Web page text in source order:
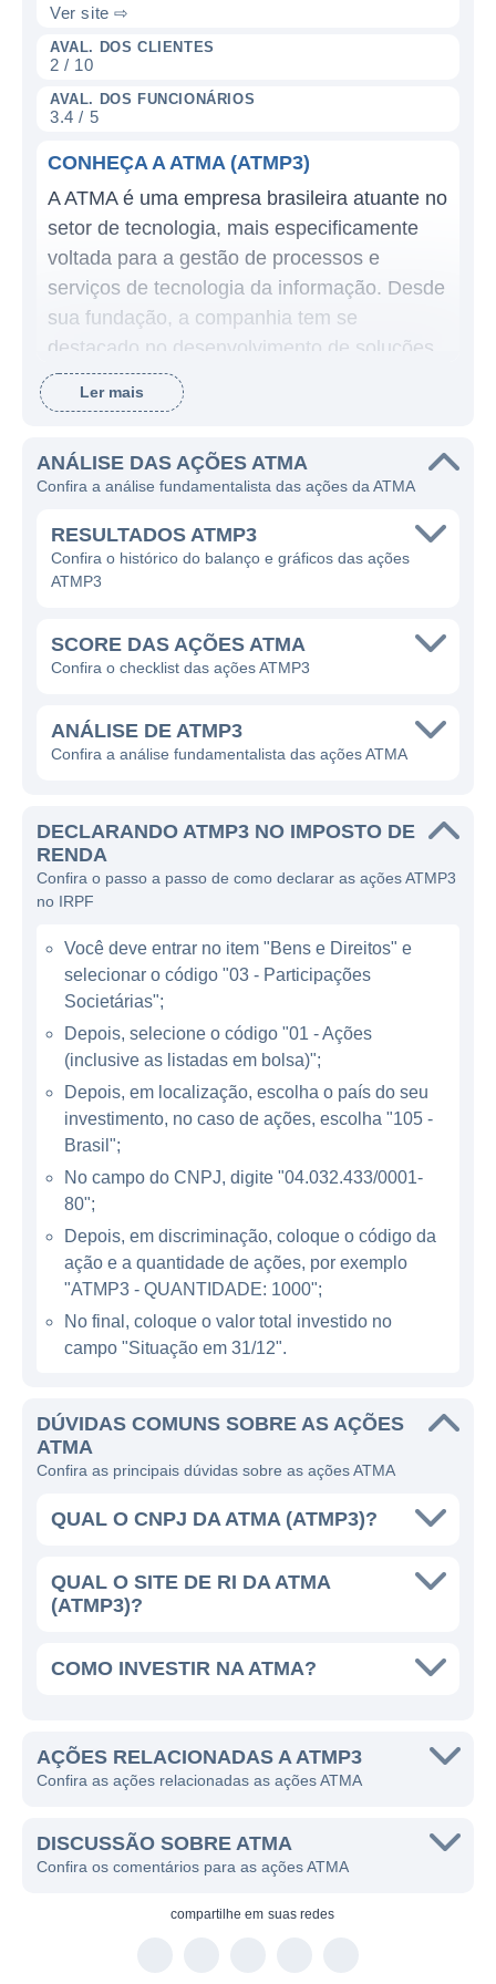
Ver site ⇨
AVAL. DOS CLIENTES
2 / 10
AVAL. DOS FUNCIONÁRIOS
3.4 / 5
CONHEÇA A ATMA (ATMP3)
A ATMA é uma empresa brasileira atuante no
setor de tecnologia, mais especificamente
voltada para a gestão de processos e
serviços de tecnologia da informação. Desde
sua fundação, a companhia tem se
destacado no desenvolvimento de soluções
que atendem às necessidades de seus
clientes em diversos segmentos, como
a otimização e a eficiência operacional.
serviços que incluem consultoria em
tecnologia, desenvolvimento de sistemas,
suporte técnico. Esses serviços são
projetados para ajudar as organizações a
custos e, consequentemente, aumentarem
sua competitividade no mercado. A empresa
inovações que proporcionem melhores
resultados aos seus clientes.
ATUAÇÃO DA ATMA
A ATMA desempenha um papel relevante no
ecossistema tecnológico brasileiro,
competindo em um mercado em constante
evolução. Dentre os principais produtos e
serviços da empresa, destacam-se
plataformas de gestão empresarial, sistemas
de processos. A empresa também aposta na
por meio de soluções em cloud computing,
big data e inteligência artificial, visando
promover a transformação digital das
empresas que atendem.
empresas de médio e grande porte,
localizadas em diversas regiões do Brasil,
com uma presença significativa em estados
como São Paulo, Minas Gerais e Rio de
Janeiro. O portfólio de clientes da ATMA é
financeiras, instituições de ensino e
demonstra a flexibilidade e adaptabilidade da
A ATMA HOJE
posicionado como uma fornecedora confiável
abordagem centrada no cliente. A empresa
Ler mais
ANÁLISE DAS AÇÕES ATMA
Confira a análise fundamentalista das ações da ATMA
RESULTADOS ATMP3
Confira o histórico do balanço e gráficos das ações
ATMP3
SCORE DAS AÇÕES ATMA
Confira o checklist das ações ATMP3
ANÁLISE DE ATMP3
Confira a análise fundamentalista das ações ATMA
DECLARANDO ATMP3 NO IMPOSTO DE
RENDA
Confira o passo a passo de como declarar as ações ATMP3
no IRPF
Você deve entrar no item "Bens e Direitos" e
selecionar o código "03 - Participações
Societárias";
Depois, selecione o código "01 - Ações
(inclusive as listadas em bolsa)";
Depois, em localização, escolha o país do seu
investimento, no caso de ações, escolha "105 -
Brasil";
No campo do CNPJ, digite "04.032.433/0001-
80";
Depois, em discriminação, coloque o código da
ação e a quantidade de ações, por exemplo
"ATMP3 - QUANTIDADE: 1000";
No final, coloque o valor total investido no
campo "Situação em 31/12".
DÚVIDAS COMUNS SOBRE AS AÇÕES
ATMA
Confira as principais dúvidas sobre as ações ATMA
QUAL O CNPJ DA ATMA (ATMP3)?
QUAL O SITE DE RI DA ATMA
(ATMP3)?
COMO INVESTIR NA ATMA?
AÇÕES RELACIONADAS A ATMP3
Confira as ações relacionadas as ações ATMA
DISCUSSÃO SOBRE ATMA
Confira os comentários para as ações ATMA
compartilhe em suas redes